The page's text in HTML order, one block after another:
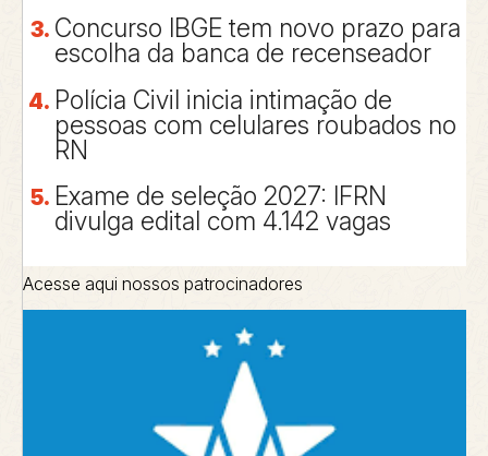
Concurso IBGE tem novo prazo para
escolha da banca de recenseador
Polícia Civil inicia intimação de
pessoas com celulares roubados no
RN
Exame de seleção 2027: IFRN
divulga edital com 4.142 vagas
Acesse aqui nossos patrocinadores